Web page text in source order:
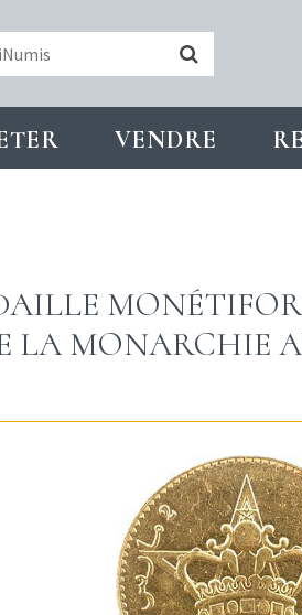
VENDRE
LA MONARCHIE